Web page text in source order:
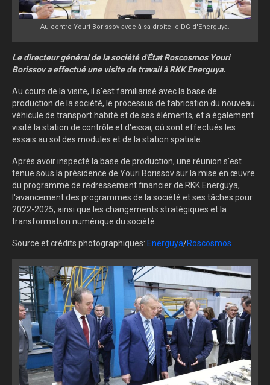
Au centre Youri Borissov avec à sa droite le DG d'Energuya.
Le directeur général de la société d'État Roscosmos Youri
Borissov a effectué une visite de travail à RKK Energuya.
Au cours de la visite, il s'est familiarisé avec la base de
production de la société, le processus de fabrication du nouveau
véhicule de transport habité et de ses éléments, et a également
visité la station de contrôle et d'essai, où sont effectués les
essais au sol des modules et de la station spatiale.
Après avoir inspecté la base de production, une réunion s'est
tenue sous la présidence de Youri Borissov sur la mise en œuvre
du programme de redressement financier de RKK Energuya,
l'avancement des programmes de la société et ses tâches pour
2022-2025, ainsi que les changements stratégiques et la
transformation numérique du société.
Source et crédits photographiques: Energuya/Roscosmos